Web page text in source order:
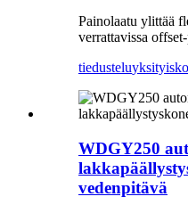
Painolaatu ylittää
verrattavissa
tiedustelu
WDGY250
vedenpitävä